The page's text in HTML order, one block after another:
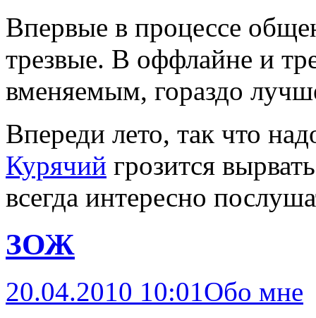
Впервые в процессе
трезвые. В оффлайне и
вменяемым, гораздо
Впереди лето, так что
Курячий грозится
всегда интересно
ЗОЖ
20.04.2010 10:01Обо мне